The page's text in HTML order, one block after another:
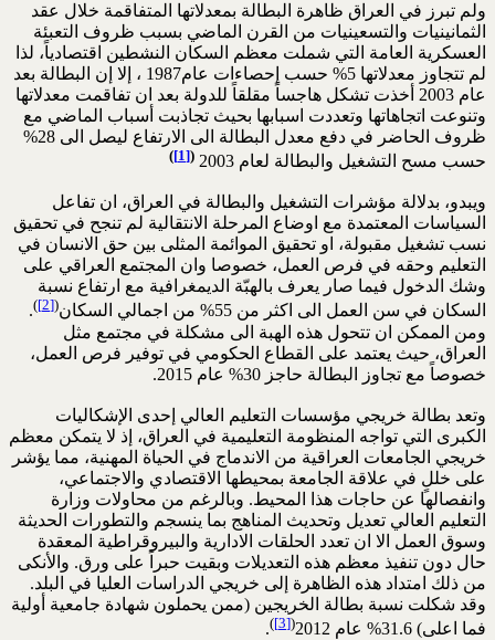
ولم تبرز في العراق ظاهرة البطالة بمعدلاتها المتفاقمة خلال عقد
الثمانينيات والتسعينيات من القرن الماضي بسبب ظروف التعبئة
العسكرية العامة التي شملت معظم السكان النشطين اقتصادياً، لذا
لم تتجاوز معدلاتها 5% حسب إحصاءات عام1987 ، إلا إن البطالة بعد
عام 2003 أخذت تشكل هاجساً مقلقاً للدولة بعد ان تفاقمت معدلاتها
وتنوعت اتجاهاتها وتعددت اسبابها بحيث تجاذبت أسباب الماضي مع
ظروف الحاضر في دفع معدل البطالة الى الارتفاع ليصل الى 28%
حسب مسح التشغيل والبطالة لعام 2003
(
[1]
)
ويبدو، بدلالة مؤشرات التشغيل والبطالة في العراق، ان تفاعل
السياسات المعتمدة مع اوضاع المرحلة الانتقالية لم تنجح في تحقيق
نسب تشغيل مقبولة، او تحقيق الموائمة المثلى بين حق الانسان في
التعليم وحقه في فرص العمل، خصوصا وان المجتمع العراقي على
وشك الدخول فيما صار يعرف بالهبّة الديمغرافية مع ارتفاع نسبة
السكان في سن العمل الى اكثر من 55% من اجمالي السكان
(
[2]
)
.
ومن الممكن ان تتحول هذه الهبة الى مشكلة في مجتمع مثل
العراق، حيث يعتمد على القطاع الحكومي في توفير فرص العمل،
خصوصاً مع تجاوز البطالة حاجز 30% عام 2015.
وتعد بطالة خريجي مؤسسات التعليم العالي إحدى الإشكاليات
الكبرى التي تواجه المنظومة التعليمية في العراق، إذ لا يتمكن معظم
خريجي الجامعات العراقية من الاندماج في الحياة المهنية، مما يؤشر
على خللٍ في علاقة الجامعة بمحيطها الاقتصادي والاجتماعي،
وانفصالها عن حاجات هذا المحيط. وبالرغم من محاولات وزارة
التعليم العالي تعديل وتحديث المناهج بما ينسجم والتطورات الحديثة
وسوق العمل الا ان تعدد الحلقات الادارية والبيروقراطية المعقدة
حال دون تنفيذ معظم هذه التعديلات وبقيت حبراً على ورق. والأنكى
من ذلك امتداد هذه الظاهرة إلى خريجي الدراسات العليا في البلد.
وقد شكلت نسبة بطالة الخريجين (ممن يحملون شهادة جامعية أولية
فما اعلى) 31.6% عام 2012
(
[3]
)
.